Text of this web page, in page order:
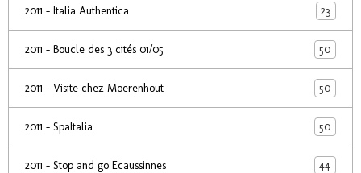
2011 - Italia Authentica 23
2011 - Boucle des 3 cités 01/05 50
2011 - Visite chez Moerenhout 50
2011 - SpaItalia 50
2011 - Stop and go Ecaussinnes 44